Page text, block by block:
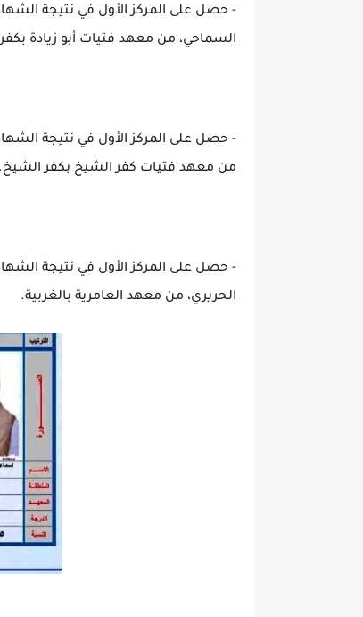
السماحي، من معهد فتيات أبو زيادة
من معهد فتيات كفر الشيخ بكفر الشيخ.
الحريري، من معهد العامرية بالغربية.